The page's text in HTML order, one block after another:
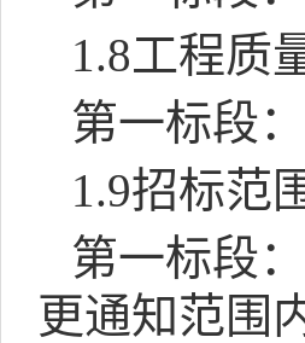
1.8工程质
第一标段
1.9招标范
第一标段
更通知范围